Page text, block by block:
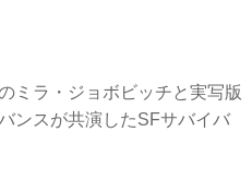
ミラ・ジョボビッチと実写版
ンスが共演したSFサバイバ